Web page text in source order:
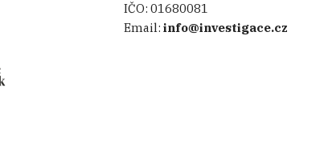
IČO: 01680081
Email: info@investigace.cz